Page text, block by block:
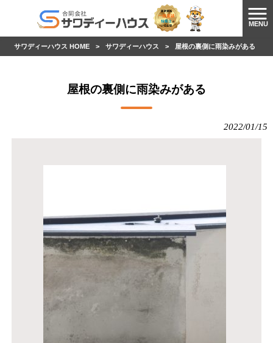
MENU
サワディーハウス HOME > サワディーハウス > 屋根の裏側に雨染みがある
屋根の裏側に雨染みがある
2022/01/15